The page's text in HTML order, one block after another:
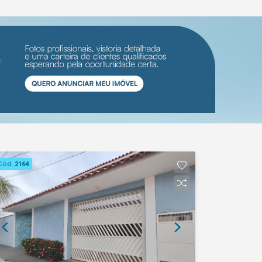
para acomodar mais veículos. Uma
excelente opção para quem procura
ambientes amplos, conforto para o dia
a dia e um espaço ideal para receber a
2164